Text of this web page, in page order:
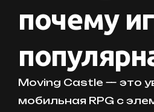
почему
Moving Castle — это
мобильная RPG с